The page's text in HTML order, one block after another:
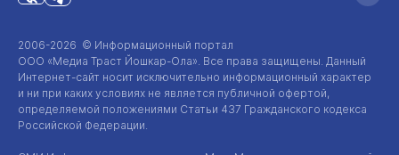
2006-2026 © Информационный портал
ООО «Медиа Траст Йошкар-Ола». Все права защищены. Данный
Интернет-сайт носит исключительно информационный характер
и ни при каких условиях не является публичной офертой,
определяемой положениями Статьи 437 Гражданского кодекса
Российской Федерации.